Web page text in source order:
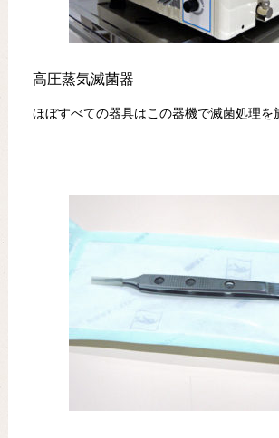
高圧蒸気滅菌器
ほぼすべての器具はこの器機で滅菌処理を